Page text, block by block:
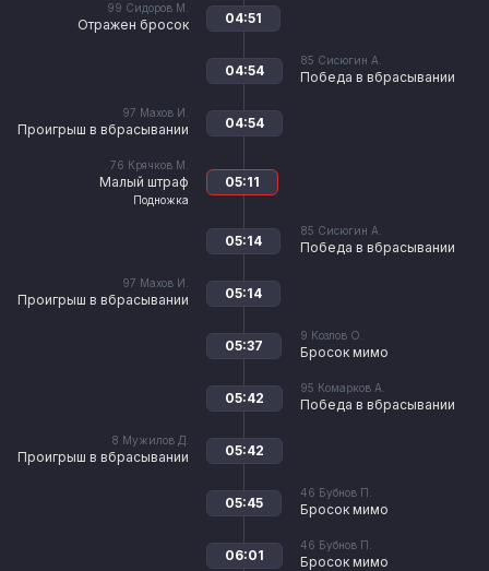
99 Сидоров М.
Отражен бросок 04:51
85 Сисюгин А.
Победа в вбрасывании
04:54
97 Махов И.
Проигрыш в вбрасывании 04:54
76 Крячков М.
Малый штраф
Подножка
05:11
85 Сисюгин А.
Победа в вбрасывании
05:14
97 Махов И.
Проигрыш в вбрасывании 05:14
9 Козлов О.
Бросок мимо
05:37
95 Комарков А.
Победа в вбрасывании
05:42
8 Мужилов Д.
Проигрыш в вбрасывании 05:42
46 Бубнов П.
Бросок мимо
05:45
46 Бубнов П.
Бросок мимо
06:01